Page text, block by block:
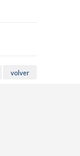
volver